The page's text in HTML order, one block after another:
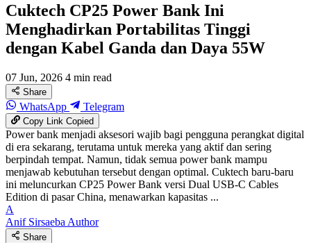
Cuktech CP25 Power Bank Ini
Menghadirkan Portabilitas Tinggi
dengan Kabel Ganda dan Daya 55W
07 Jun, 2026 4 min read
Share
WhatsApp Telegram
Copy LinkCopied
Power bank menjadi aksesori wajib bagi pengguna perangkat digital
di era sekarang, terutama untuk mereka yang aktif dan sering
berpindah tempat. Namun, tidak semua power bank mampu
menjawab kebutuhan tersebut dengan optimal. Cuktech baru-baru
ini meluncurkan CP25 Power Bank versi Dual USB-C Cables
Edition di pasar China, menawarkan kapasitas ...
A
Anif SirsaebaAuthor
Share